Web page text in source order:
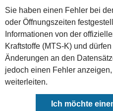
Sie haben einen Fehler bei
oder Öffnungszeiten
Informationen von der
Kraftstoffe (MTS-K) und
Änderungen an den
jedoch einen Fehler
weiterleiten.
Ich möchte